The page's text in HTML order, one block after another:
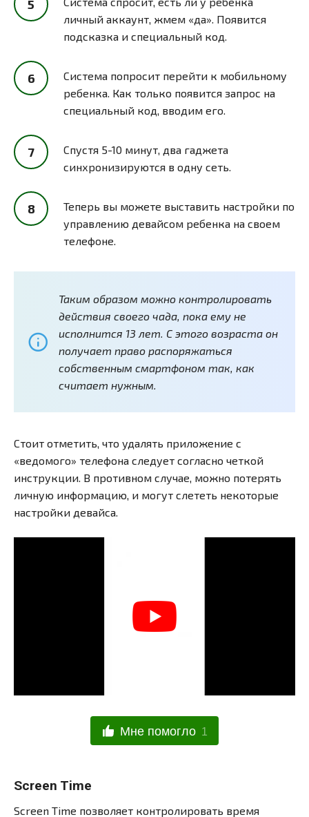
личный аккаунт, жмем «да». Появится
подсказка и специальный код.
Система попросит перейти к мобильному
ребенка. Как только появится запрос на
специальный код, вводим его.
Спустя 5-10 минут, два гаджета
синхронизируются в одну сеть.
Теперь вы можете выставить настройки по
управлению девайсом ребенка на своем
телефоне.
Таким образом можно контролировать
действия своего чада, пока ему не
исполнится 13 лет. С этого возраста он
получает право распоряжаться
собственным смартфоном так, как
считает нужным.
Стоит отметить, что удалять приложение с
«ведомого» телефона следует согласно четкой
инструкции. В противном случае, можно потерять
личную информацию, и могут слететь некоторые
настройки девайса.
Мне помогло 1
Screen Time
Screen Time позволяет контролировать время